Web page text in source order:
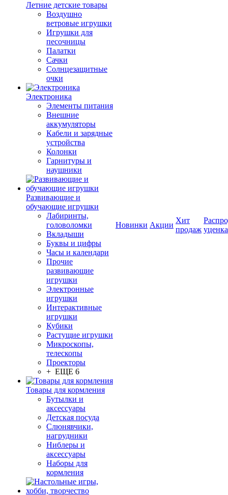
Летние детские товары
Воздушно
ветровые игрушки
Игрушки для
песочницы
Палатки
Сачки
Солнцезащитные
очки
Электроника
Элементы питания
Внешние
аккумуляторы
Кабели и зарядные
устройства
Колонки
Гарнитуры и
наушники
Развивающие и
обучающие игрушки
Лабиринты,
головоломки
Вкладыши
Буквы и цифры
Часы и календари
Прочие
развивающие
игрушки
Электронные
игрушки
Интерактивные
игрушки
Кубики
Растущие игрушки
Микроскопы,
телескопы
Проекторы
+ ЕЩЕ 6
Товары для кормления
Бутылки и
аксессуары
Детская посуда
Слюнявчики,
нагрудники
Ниблеры и
аксессуары
Наборы для
кормления
Новинки Акции
Хит
продаж уценка